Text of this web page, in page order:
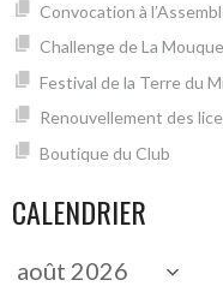
Convocation à
Challenge de La
Festival de la Terre du
Renouvellement des
Boutique du Club
CALENDRIER